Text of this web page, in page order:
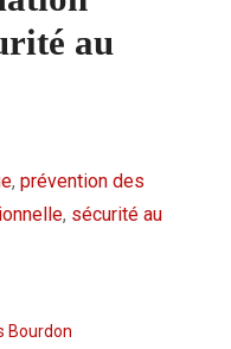
au
, prévention des
, sécurité au
Bourdon